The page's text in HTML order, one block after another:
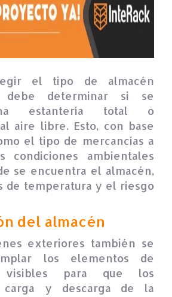
el tipo de almacén
determinar si se
estantería total o
aire libre. Esto, con base
el tipo de mercancías a
condiciones ambientales
se encuentra el almacén,
de temperatura y el riesgo
del almacén
exteriores también se
los elementos de
visibles para que los
carga y descarga de la